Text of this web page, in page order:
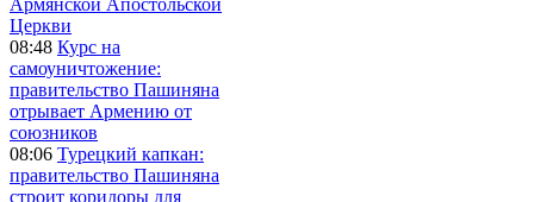
Церкви
08:48 Курс на
самоуничтожение:
правительство Пашиняна
отрывает Армению от
союзников
08:06 Турецкий капкан:
правительство Пашиняна
строит коридоры для